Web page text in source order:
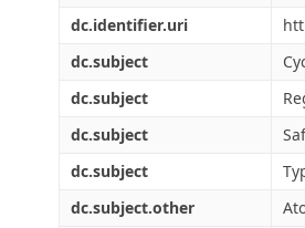
dc.identifier.uri
dc.subject
dc.subject
dc.subject
dc.subject
dc.subject.other